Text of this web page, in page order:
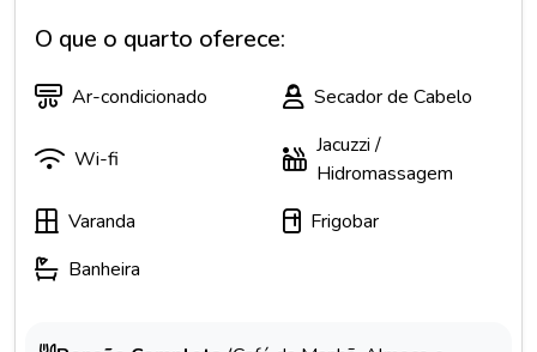
O que o quarto oferece:
Ar-condicionado Secador de Cabelo
Wi-fi
Jacuzzi /
Hidromassagem
Varanda
Frigobar
Banheira